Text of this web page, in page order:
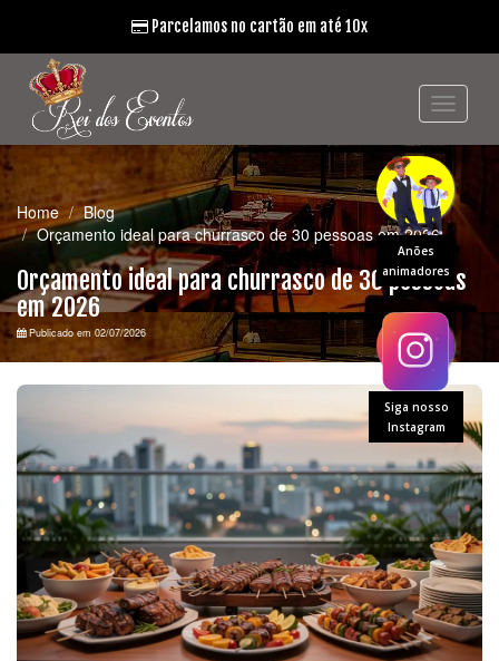
Anões
animadores
Siga nosso
Instagram
Parcelamos no cartão em até 10x
Home
Blog
Orçamento ideal para churrasco de 30 pessoas em 2026
Orçamento ideal para churrasco de 30 pessoas
em 2026
Publicado em 02/07/2026